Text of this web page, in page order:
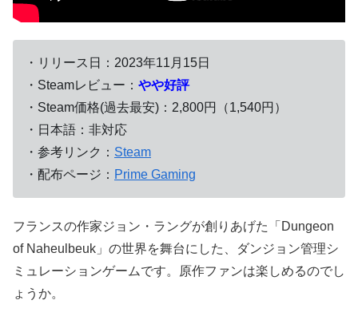
・リリース日：2023年11月15日
・Steamレビュー： やや好評
・Steam価格(過去最安)：2,800円（1,540円）
・日本語：非対応
・参考リンク： Steam
・配布ページ： Prime Gaming
フランスの作家ジョン・ラングが創りあげた「Dungeon
of Naheulbeuk」の世界を舞台にした、ダンジョン管理シ
ミュレーションゲームです。原作ファンは楽しめるのでし
ょうか。